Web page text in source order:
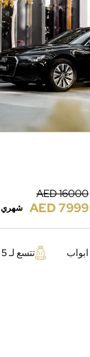
AED 16000
AED 7999 شهري
تتسع لـ 5 ركاب